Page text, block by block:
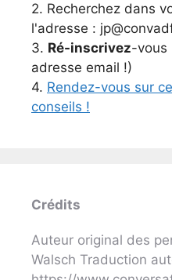
2. Recherchez dans
l'adresse :
3. Ré-inscrivez-vous
adresse email !)
4. Rendez-vous sur
conseils !
Crédits
Auteur original des
Walsch Traduction